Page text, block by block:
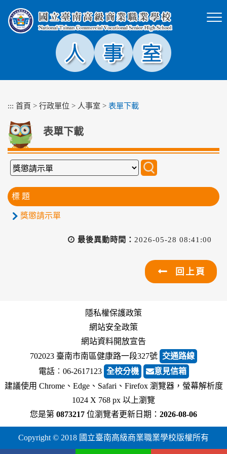
塊
::: 首頁 > 行政單位 > 人事室 > 表單下載
表單下載
標 題
獎懲請示單
最後異動時間： 2026-05-28 08:41:00
回上頁
隱私權保護政策
網站安全政策
網站資料開放宣告
702023 臺南市南區健康路一段327號 交通路線
電話︰06-2617123 全校分機
意見信箱
建議使用 Chrome、Edge、Safari、Firefox 瀏覽器，螢幕解析度
1024 X 768 px 以上瀏覽
您是第 0873217 位瀏覽者更新日期： 2026-08-06
Copyright © 2018 國立臺南高級商業職業學校版權所有